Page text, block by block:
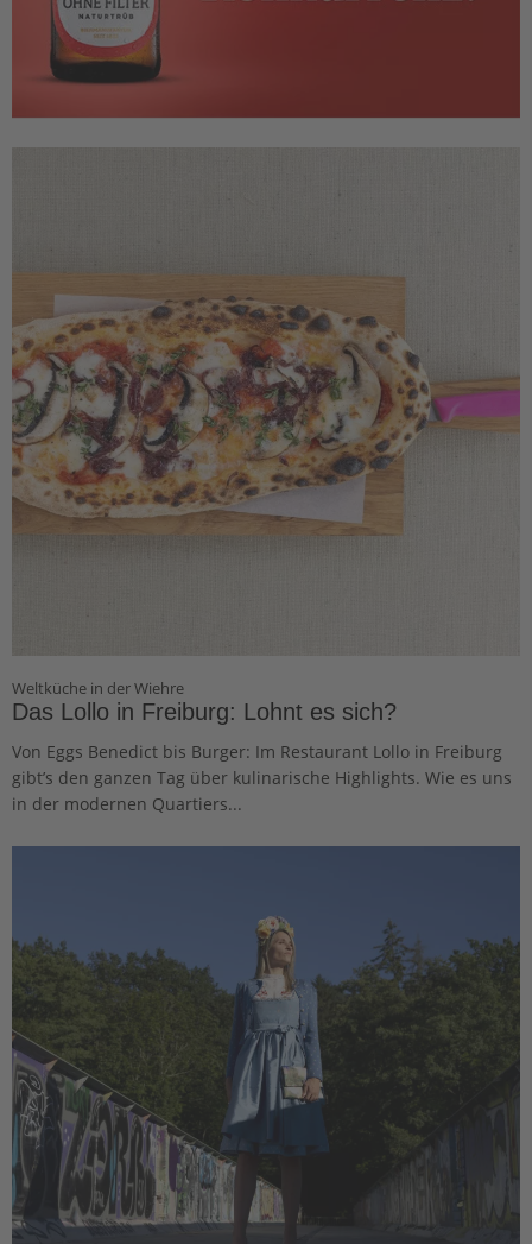
Weltküche in der Wiehre
Das Lollo in Freiburg: Lohnt es sich?
Von Eggs Benedict bis Burger: Im Restaurant Lollo in Freiburg
gibt’s den ganzen Tag über kulinarische Highlights. Wie es uns
in der modernen Quartiers...